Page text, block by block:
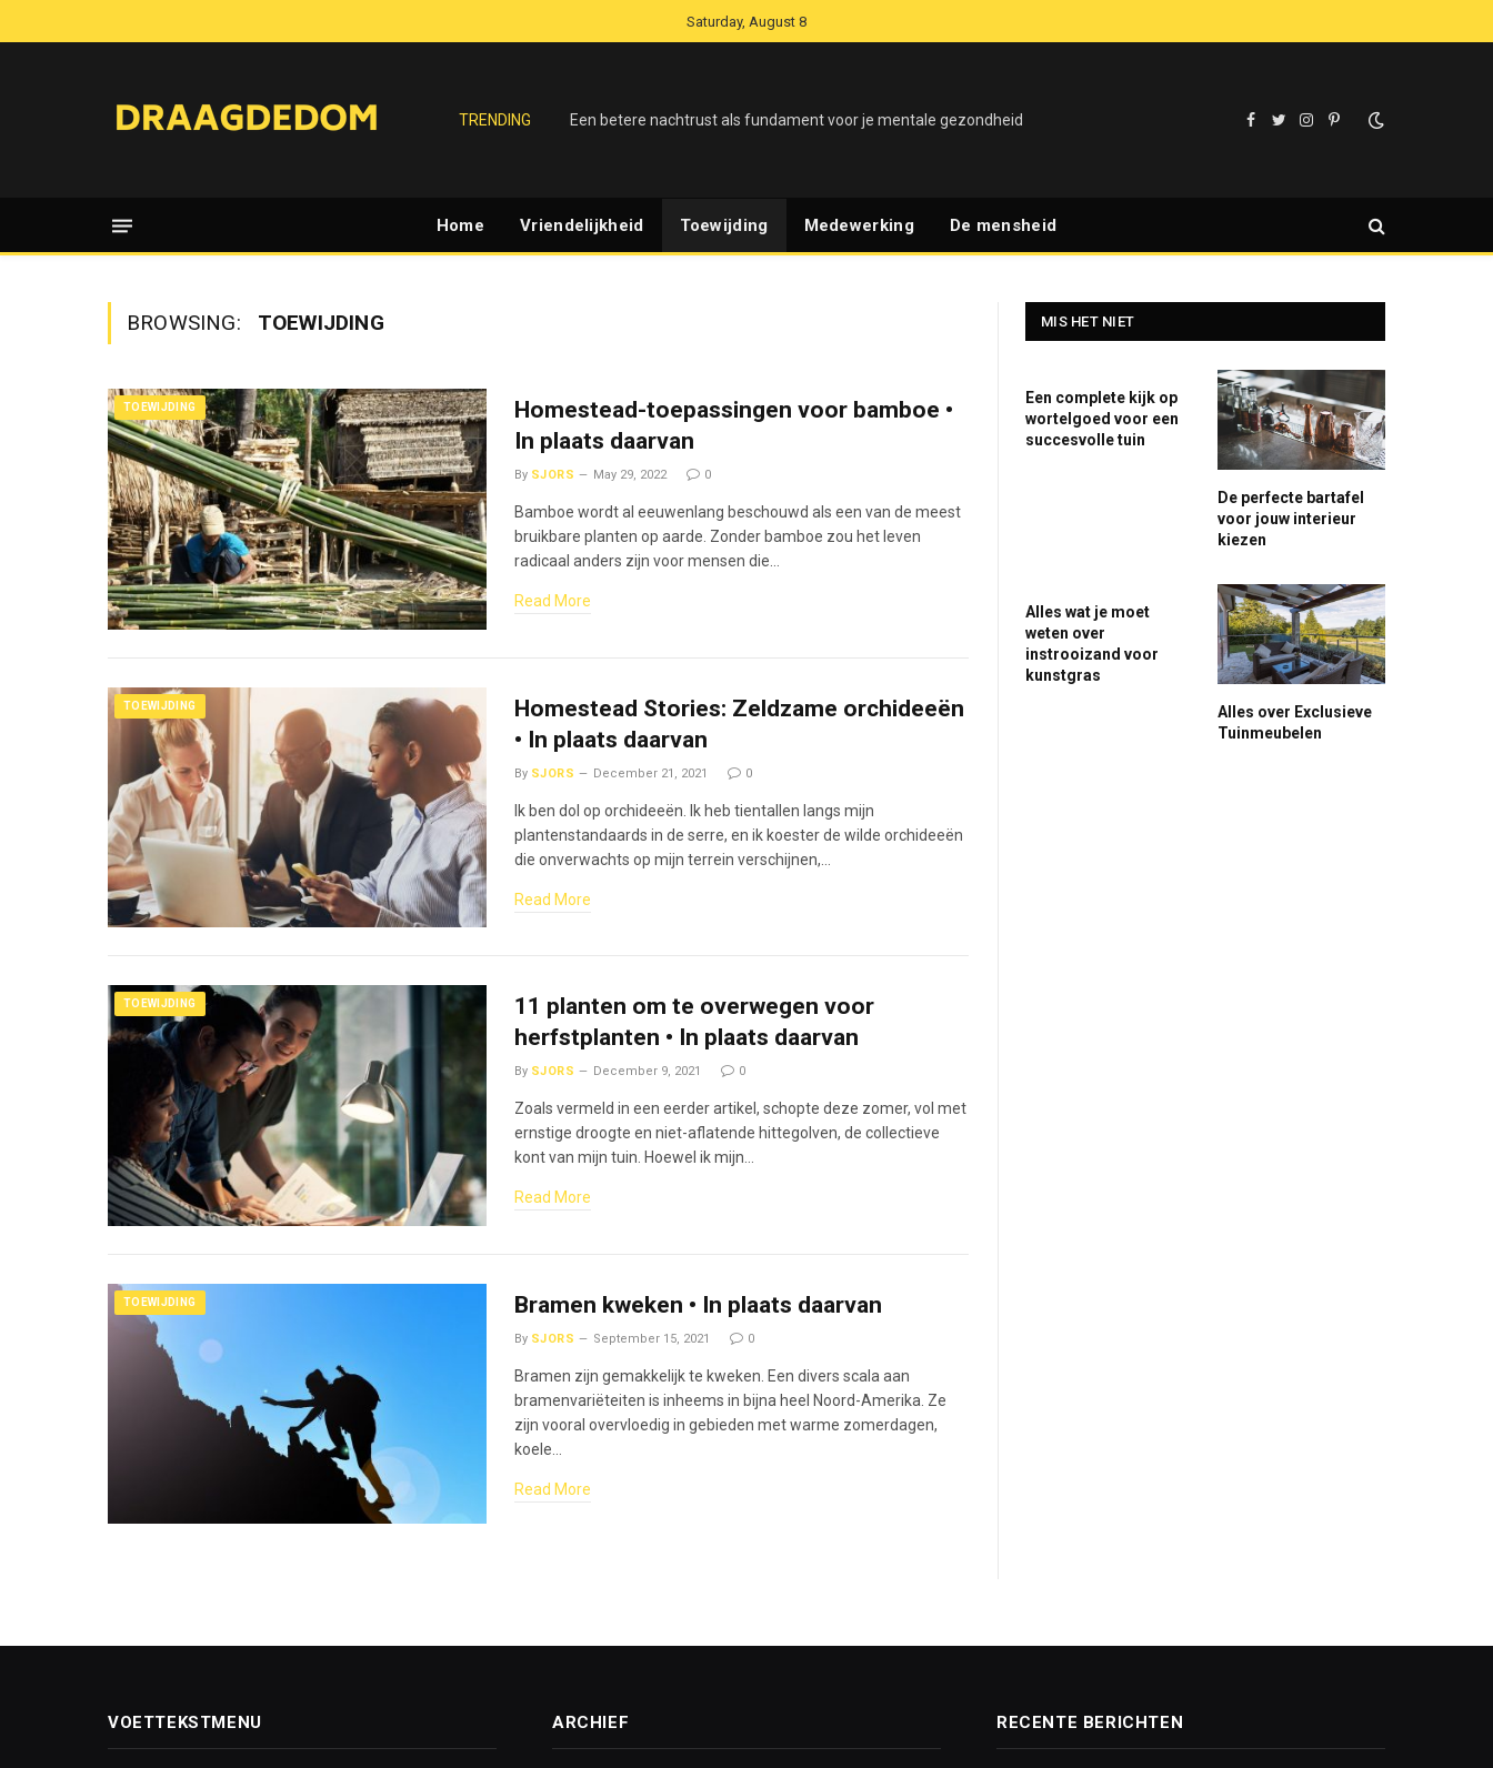
Saturday, August 8
TRENDING Een betere nachtrust als fundament voor je mentale gezondheid
Facebook
TwitterInstagram
Pinterest
Home Vriendelijkheid Toewijding Medewerking De mensheid
BROWSING: TOEWIJDING
TOEWIJDING
Homestead-toepassingen voor bamboe •
In plaats daarvan
By SJORS May 29, 2022 0
Bamboe wordt al eeuwenlang beschouwd als een van de meest
bruikbare planten op aarde. Zonder bamboe zou het leven
radicaal anders zijn voor mensen die…
Read More
TOEWIJDING
Homestead Stories: Zeldzame orchideeën
• In plaats daarvan
By SJORS December 21, 2021 0
Ik ben dol op orchideeën. Ik heb tientallen langs mijn
plantenstandaards in de serre, en ik koester de wilde orchideeën
die onverwachts op mijn terrein verschijnen,…
Read More
TOEWIJDING
11 planten om te overwegen voor
herfstplanten • In plaats daarvan
By SJORS December 9, 2021 0
Zoals vermeld in een eerder artikel, schopte deze zomer, vol met
ernstige droogte en niet-aflatende hittegolven, de collectieve
kont van mijn tuin. Hoewel ik mijn…
Read More
TOEWIJDING Bramen kweken • In plaats daarvan
By SJORS September 15, 2021 0
Bramen zijn gemakkelijk te kweken. Een divers scala aan
bramenvariëteiten is inheems in bijna heel Noord-Amerika. Ze
zijn vooral overvloedig in gebieden met warme zomerdagen,
koele…
Read More
MIS HET NIET
Een complete kijk op
wortelgoed voor een
succesvolle tuin
De perfecte bartafel
voor jouw interieur
kiezen
Alles wat je moet
weten over
instrooizand voor
kunstgras
Alles over Exclusieve
Tuinmeubelen
VOETTEKSTMENU ARCHIEF RECENTE BERICHTEN